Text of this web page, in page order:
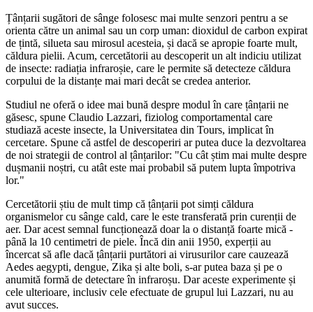
Țânțarii sugători de sânge folosesc mai multe senzori pentru a se
orienta către un animal sau un corp uman: dioxidul de carbon expirat
de țintă, silueta sau mirosul acesteia, și dacă se apropie foarte mult,
căldura pielii. Acum, cercetătorii au descoperit un alt indiciu utilizat
de insecte: radiația infraroșie, care le permite să detecteze căldura
corpului de la distanțe mai mari decât se credea anterior.
Studiul ne oferă o idee mai bună despre modul în care țânțarii ne
găsesc, spune Claudio Lazzari, fiziolog comportamental care
studiază aceste insecte, la Universitatea din Tours, implicat în
cercetare. Spune că astfel de descoperiri ar putea duce la dezvoltarea
de noi strategii de control al țânțarilor: "Cu cât știm mai multe despre
dușmanii noștri, cu atât este mai probabil să putem lupta împotriva
lor."
Cercetătorii știu de mult timp că țânțarii pot simți căldura
organismelor cu sânge cald, care le este transferată prin curenții de
aer. Dar acest semnal funcționează doar la o distanță foarte mică -
până la 10 centimetri de piele. Încă din anii 1950, experții au
încercat să afle dacă țânțarii purtători ai virusurilor care cauzează
Aedes aegypti, dengue, Zika și alte boli, s-ar putea baza și pe o
anumită formă de detectare în infraroșu. Dar aceste experimente și
cele ulterioare, inclusiv cele efectuate de grupul lui Lazzari, nu au
avut succes.